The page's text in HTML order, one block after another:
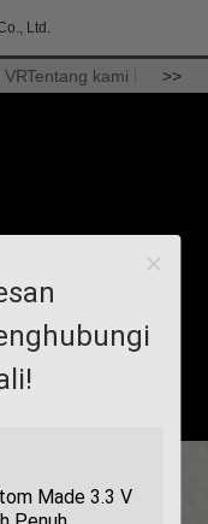
Ltd.
VRTentang kami >>